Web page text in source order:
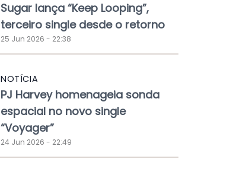
Sugar lança “Keep Looping”,
terceiro single desde o retorno
25 Jun 2026 - 22:38
NOTÍCIA
PJ Harvey homenageia sonda
espacial no novo single
“Voyager”
24 Jun 2026 - 22:49